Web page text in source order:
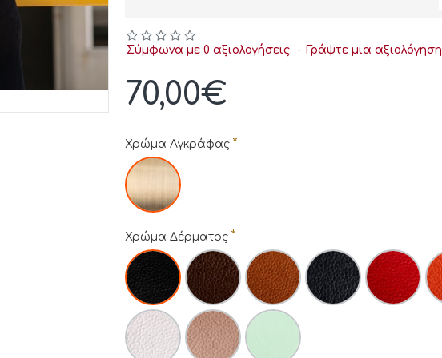
Σύμφωνα με 0 αξιολογήσεις. - Γράψτε μια αξιολόγηση
70,00€
Χρώμα Αγκράφας
Χρώμα Δέρματος